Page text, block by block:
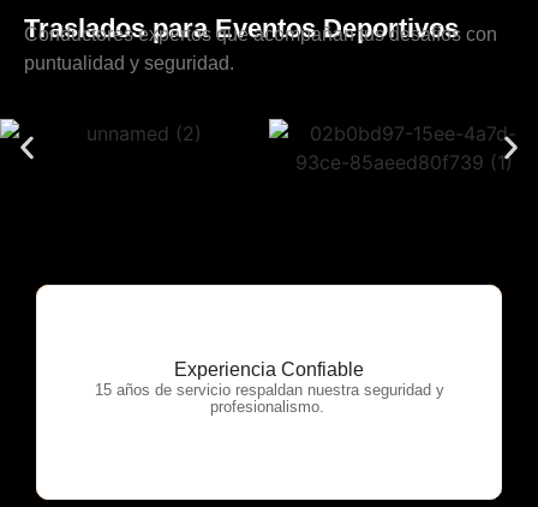
Traslados para Eventos Deportivos
Conductores expertos que acompañan tus desafíos con
puntualidad y seguridad.
Experiencia Confiable
15 años de servicio respaldan nuestra seguridad y
profesionalismo.
OTP Servicios